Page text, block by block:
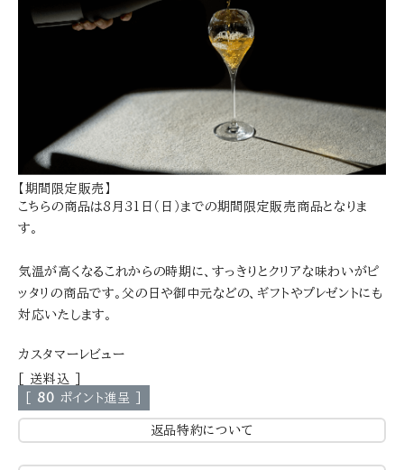
【期間限定販売】
こちらの商品は8月31日（日）までの期間限定販売商品となりま
す。
気温が高くなるこれからの時期に、すっきりとクリアな味わいがピ
ッタリの商品です。父の日や御中元などの、ギフトやプレゼントにも
対応いたします。
カスタマーレビュー
送料込
80 ポイント進呈 ]
返品特約について